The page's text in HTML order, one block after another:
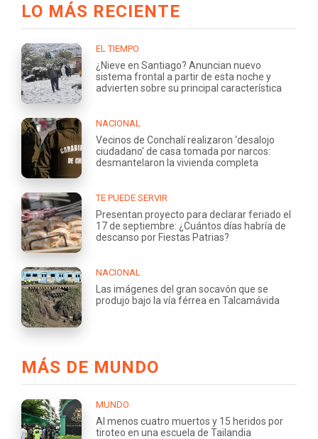
LO MÁS RECIENTE
EL TIEMPO
¿Nieve en Santiago? Anuncian nuevo
sistema frontal a partir de esta noche y
advierten sobre su principal característica
NACIONAL
Vecinos de Conchalí realizaron ‘desalojo
ciudadano’ de casa tomada por narcos:
desmantelaron la vivienda completa
TE PUEDE SERVIR
Presentan proyecto para declarar feriado el
17 de septiembre: ¿Cuántos días habría de
descanso por Fiestas Patrias?
NACIONAL
Las imágenes del gran socavón que se
produjo bajo la vía férrea en Talcamávida
MÁS DE MUNDO
MUNDO
Al menos cuatro muertos y 15 heridos por
tiroteo en una escuela de Tailandia